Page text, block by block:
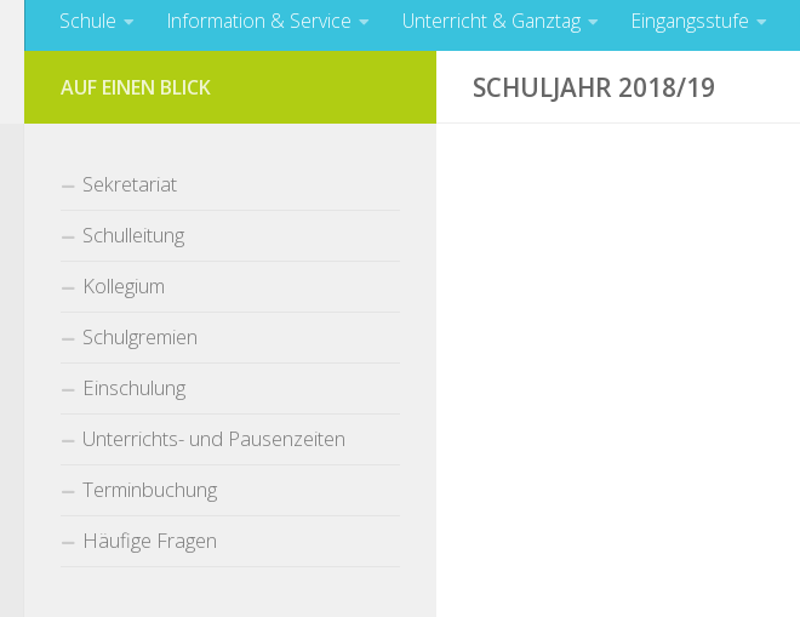
Schule Information & Service Unterricht & Ganztag Eingangsstufe
SCHULJAHR 2018/19
AUF EINEN BLICK
Sekretariat
Schulleitung
Kollegium
Schulgremien
Einschulung
Unterrichts- und Pausenzeiten
Terminbuchung
Häufige Fragen